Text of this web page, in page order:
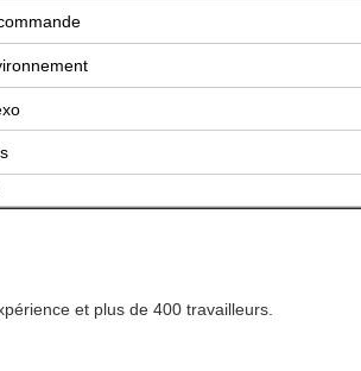
et plus de 400 travailleurs.